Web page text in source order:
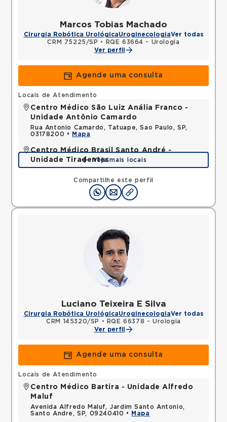
Marcos Tobias Machado
Cirurgia Robótica UrológicaUroginecologiaVer todas
CRM 75225/SP •
RQE 63664 - Urologia
Ver perfil
Agende uma consulta
Compartilhe este perfil
Locais de Atendimento
Centro Médico São Luiz Anália Franco -
Unidade Antônio Camardo
Rua Antonio Camardo, Tatuape, Sao Paulo, SP,
03178200 •
Mapa
Centro Médico Brasil Santo André -
Unidade Tiradentes
Rua Tiradentes, Vila Dora, Santo Andre, SP,
09030560 •Mapa
Veja mais locais
Luciano Teixeira E Silva
Cirurgia Robótica UrológicaUroginecologiaVer todas
CRM 145320/SP
•
RQE 66378 - Urologia
Ver perfil
Agende uma consulta
Locais de Atendimento
Centro Médico Bartira - Unidade Alfredo
Maluf
Avenida Alfredo Maluf, Jardim Santo Antonio,
Santo Andre, SP, 09240410 •
Mapa